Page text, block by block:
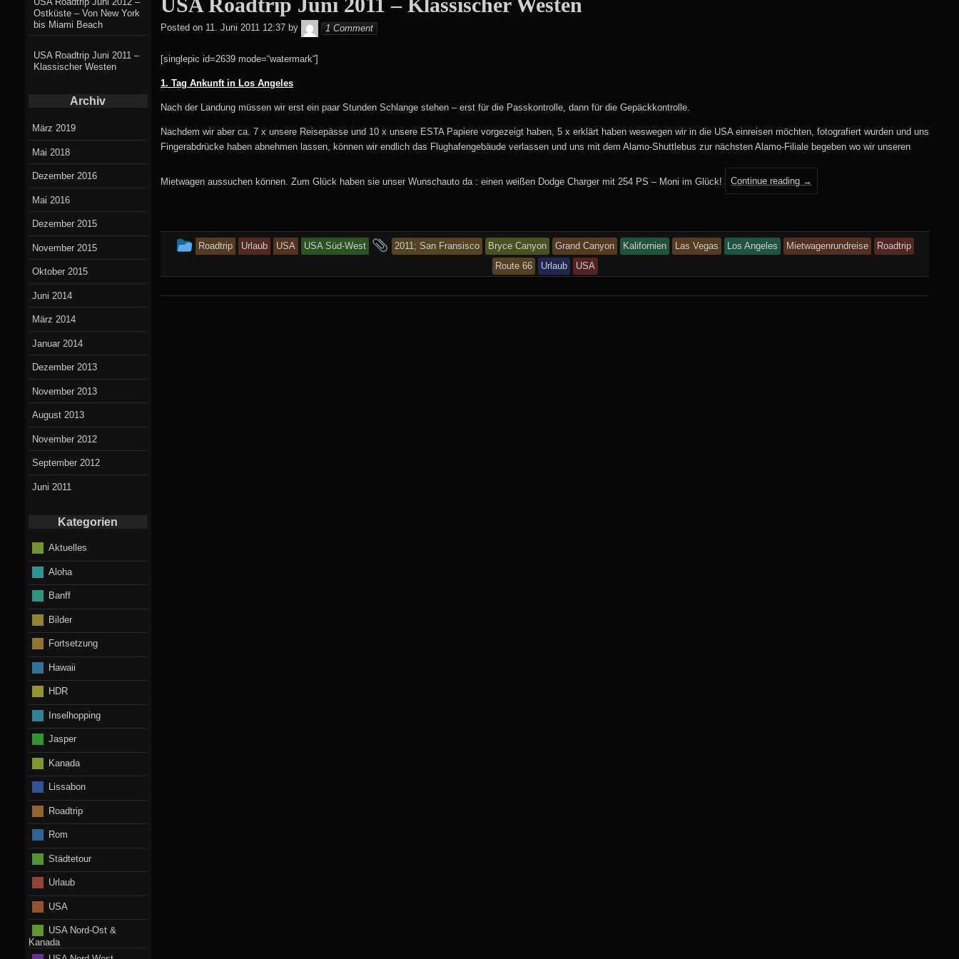
posted
in
USA Roadtrip Juni 2011 – Klassischer Westen
Posted on 11. Juni 2011 12:37 by Monika
1 Comment
[singlepic id=2639 mode=“watermark“]
1. Tag Ankunft in Los Angeles
Nach der Landung müssen wir erst ein paar Stunden Schlange stehen – erst für die Passkontrolle, dann für die Gepäckkontrolle.
Nachdem wir aber ca. 7 x unsere Reisepässe und 10 x unsere ESTA Papiere vorgezeigt haben, 5 x erklärt haben weswegen wir in die USA einreisen möchten, fotografiert wurden und uns
Fingerabdrücke haben abnehmen lassen, können wir endlich das Flughafengebäude verlassen und uns mit dem Alamo-Shuttlebus zur nächsten Alamo-Filiale begeben wo wir unseren
Mietwagen aussuchen können. Zum Glück haben sie unser Wunschauto da : einen weißen Dodge Charger mit 254 PS – Moni im Glück! Continue reading →
This
Roadtrip Urlaub USA USA Süd-West
and
2011; San Fransisco Bryce Canyon Grand Canyon Kalifornien Las Vegas Los Angeles Mietwagenrundreise
Roadtrip
Route 66
Urlaub USA
Ostküste – Von New York
bis Miami Beach
USA Roadtrip Juni 2011 –
Klassischer Westen
Archiv
März 2019
Mai 2018
Dezember 2016
Mai 2016
Dezember 2015
November 2015
Oktober 2015
Juni 2014
März 2014
Januar 2014
Dezember 2013
November 2013
August 2013
November 2012
September 2012
Juni 2011
Kategorien
Aktuelles
Aloha
Banff
Bilder
Fortsetzung
Hawaii
HDR
Inselhopping
Jasper
Kanada
Lissabon
Roadtrip
Rom
Städtetour
Urlaub
USA
USA Nord-Ost &
Kanada